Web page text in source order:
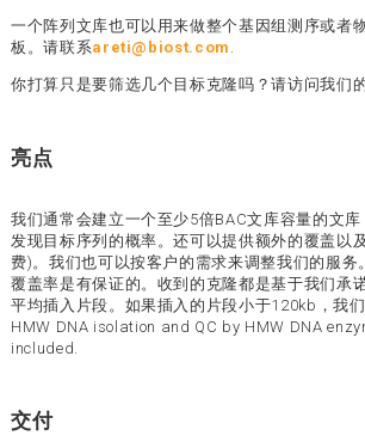
一个阵列文库也可以用来做整个基因组测序或者
板。请联系areti@biost.com .
你打算只是要筛选几个目标克隆吗？请访问我们
亮点
我们通常会建立一个至少5倍BAC文库容量的文
发现目标序列的概率。还可以提供额外的覆盖以
费)。我们也可以按客户的需求来调整我们的服务。
覆盖率是有保证的。收到的克隆都是基于我们承
平均插入片段。如果插入的片段小于120kb，我们
HMW DNA isolation and QC by HMW DNA
included.
交付